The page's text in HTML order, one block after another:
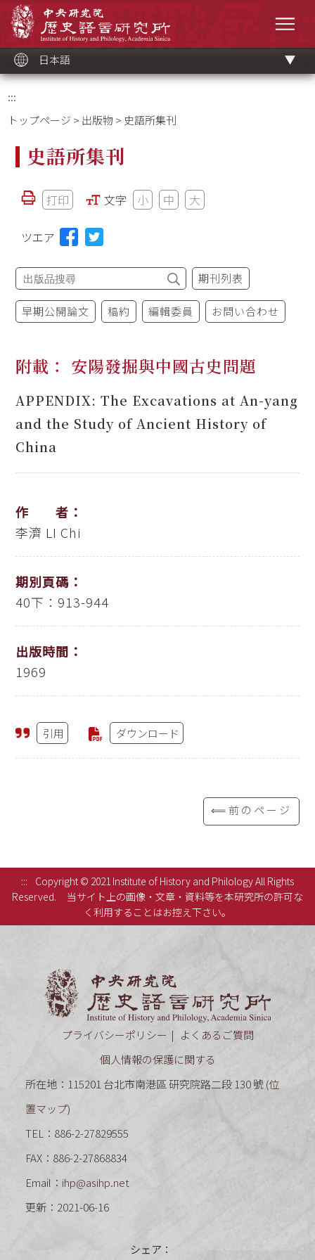
ッ
ク
日本語
:::
トップページ > 出版物 > 史語所集刊
史語所集刊
打印 文字 小 中 大
ツエア
期刊列表
早期公開論文 稿約 編輯委員 お問い合わせ
附載： 安陽發掘與中國古史問題
APPENDIX: The Excavations at An-yang
and the Study of Ancient History of
China
作 者：
李濟 LI Chi
期別頁碼：
40下：913-944
出版時間：
1969
引用 ダウンロード
⟸前のページ
:::
Copyright © 2021 Institute of History and Philology All Rights
Reserved.
当サイト上の画像・文章・資料等を本研究所の許可な
く利用することはお控え下さい。
プライバシーポリシー
よくあるご質問
個人情報の保護に関する
所在地：115201 台北市南港區 研究院路二段 130 號 (位
置マップ)
TEL：886-2-27829555
FAX：886-2-27868834
Email： ihp@asihp.net
更新：2021-06-16
シェア：